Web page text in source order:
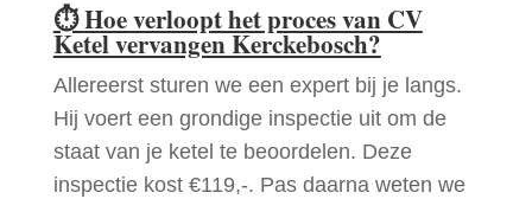
⏱Hoe verloopt het proces van CV
Ketel vervangen Kerckebosch?
Allereerst sturen we een expert bij je langs.
Hij voert een grondige inspectie uit om de
staat van je ketel te beoordelen. Deze
inspectie kost €119,-. Pas daarna weten we